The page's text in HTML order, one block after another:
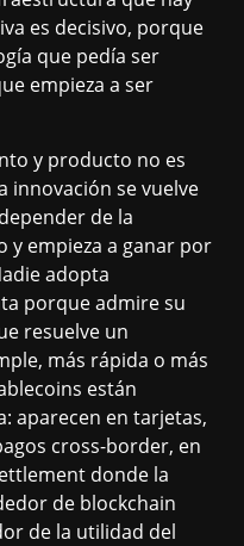
es decisivo, porque
que pedía ser
empieza a ser
y producto no es
innovación se vuelve
de la
y empieza a ganar por
adopta
porque admire su
resuelve un
más rápida o más
están
aparecen en tarjetas,
cross-border, en
donde la
de blockchain
de la utilidad del